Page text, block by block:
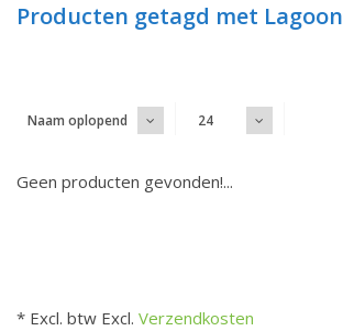
Producten getagd met Lagoon
Naam oplopend 24
Geen producten gevonden!...
* Excl. btw Excl. Verzendkosten